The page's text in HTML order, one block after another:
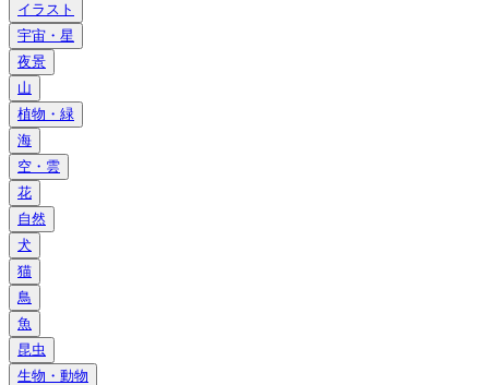
イラスト
宇宙・星
夜景
山
植物・緑
海
空・雲
花
自然
犬
猫
鳥
魚
昆虫
生物・動物